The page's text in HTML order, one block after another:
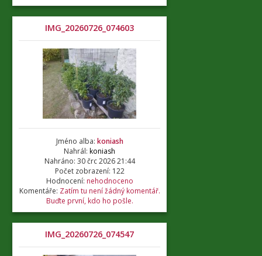
IMG_20260726_074603
Jméno alba: koniash
Nahrál: koniash
Nahráno: 30 črc 2026 21:44
Počet zobrazení: 122
Hodnocení: nehodnoceno
Komentáře: Zatím tu není žádný komentář.
Buďte první, kdo ho pošle.
IMG_20260726_074547